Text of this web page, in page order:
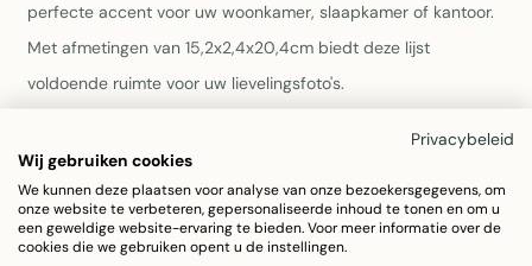
perfecte accent voor uw woonkamer, slaapkamer of kantoor.
Met afmetingen van 15,2x2,4x20,4cm biedt deze lijst
voldoende ruimte voor uw lievelingsfoto's.
Kleur: Goud
Materiaal: Polyresin
Gewicht: 410g
EAN-code: 8716522107791
Privacybeleid
Wij gebruiken cookies
We kunnen deze plaatsen voor analyse van onze bezoekersgegevens, om
onze website te verbeteren, gepersonaliseerde inhoud te tonen en om u
een geweldige website-ervaring te bieden. Voor meer informatie over de
cookies die we gebruiken opent u de instellingen.